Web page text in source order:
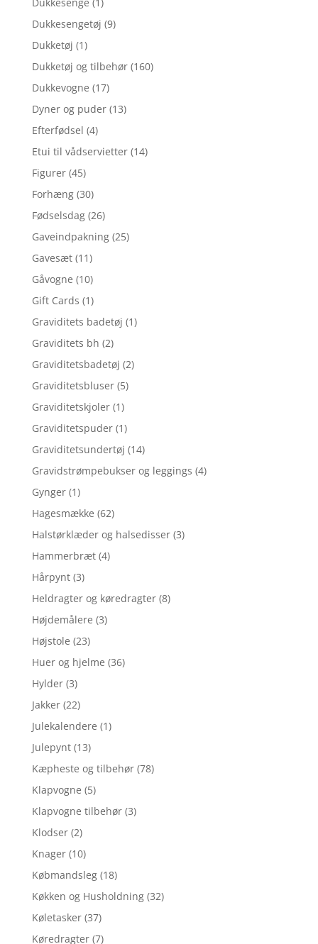
Dukkesengetøj (9)
Dukketøj (1)
Dukketøj og tilbehør (160)
Dukkevogne (17)
Dyner og puder (13)
Efterfødsel (4)
Etui til vådservietter (14)
Figurer (45)
Forhæng (30)
Fødselsdag (26)
Gaveindpakning (25)
Gavesæt (11)
Gåvogne (10)
Gift Cards (1)
Graviditets badetøj (1)
Graviditets bh (2)
Graviditetsbadetøj (2)
Graviditetsbluser (5)
Graviditetskjoler (1)
Graviditetspuder (1)
Graviditetsundertøj (14)
Gravidstrømpebukser og leggings (4)
Gynger (1)
Hagesmække (62)
Halstørklæder og halsedisser (3)
Hammerbræt (4)
Hårpynt (3)
Heldragter og køredragter (8)
Højdemålere (3)
Højstole (23)
Huer og hjelme (36)
Hylder (3)
Jakker (22)
Julekalendere (1)
Julepynt (13)
Kæpheste og tilbehør (78)
Klapvogne (5)
Klapvogne tilbehør (3)
Klodser (2)
Knager (10)
Købmandsleg (18)
Køkken og Husholdning (32)
Køletasker (37)
Køredragter (7)